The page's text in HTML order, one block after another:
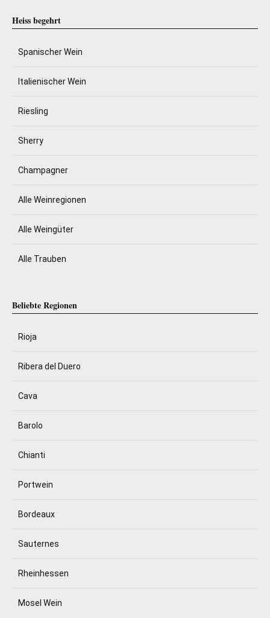
Heiss begehrt
Spanischer Wein
Italienischer Wein
Riesling
Sherry
Champagner
Alle Weinregionen
Alle Weingüter
Alle Trauben
Beliebte Regionen
Rioja
Ribera del Duero
Cava
Barolo
Chianti
Portwein
Bordeaux
Sauternes
Rheinhessen
Mosel Wein